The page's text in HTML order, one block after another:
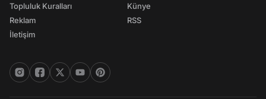
Topluluk Kuralları
Reklam
İletişim
Künye
RSS